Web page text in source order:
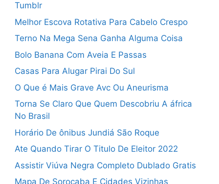
Tumblr
Melhor Escova Rotativa Para Cabelo Crespo
Terno Na Mega Sena Ganha Alguma Coisa
Bolo Banana Com Aveia E Passas
Casas Para Alugar Pirai Do Sul
O Que é Mais Grave Avc Ou Aneurisma
Torna Se Claro Que Quem Descobriu A áfrica
No Brasil
Horário De ônibus Jundiá São Roque
Ate Quando Tirar O Titulo De Eleitor 2022
Assistir Viúva Negra Completo Dublado Gratis
Mapa De Sorocaba E Cidades Vizinhas